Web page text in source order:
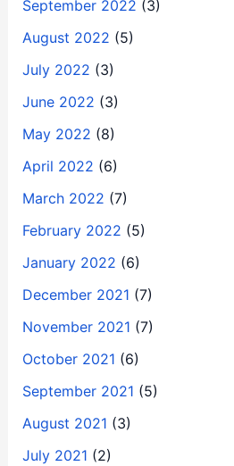
September 2022 (3)
August 2022 (5)
July 2022 (3)
June 2022 (3)
May 2022 (8)
April 2022 (6)
March 2022 (7)
February 2022 (5)
January 2022 (6)
December 2021 (7)
November 2021 (7)
October 2021 (6)
September 2021 (5)
August 2021 (3)
July 2021 (2)